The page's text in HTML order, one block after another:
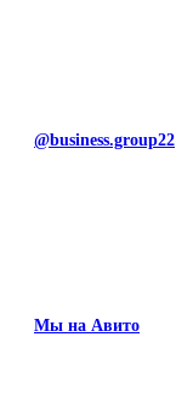
@business.group22
Мы на Авито